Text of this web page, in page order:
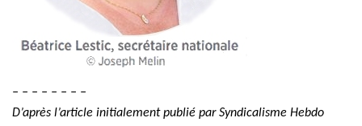
– – – – – – – –
D’après l’article initialement publié par Syndicalisme Hebdo